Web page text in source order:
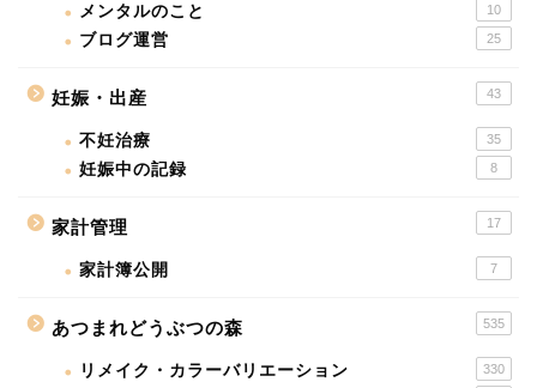
メンタルのこと 10
ブログ運営 25
妊娠・出産 43
不妊治療 35
妊娠中の記録 8
家計管理 17
家計簿公開 7
あつまれどうぶつの森 535
リメイク・カラーバリエーション 330